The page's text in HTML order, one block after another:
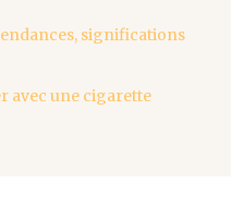
significations
avec une cigarette